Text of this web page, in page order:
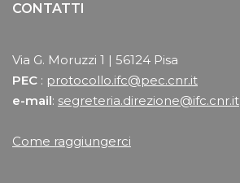
CONTATTI
Via G. Moruzzi 1 | 56124 Pisa
PEC : protocollo.ifc@pec.cnr.it
e-mail: segreteria.direzione@ifc.cnr.it
Come raggiungerci